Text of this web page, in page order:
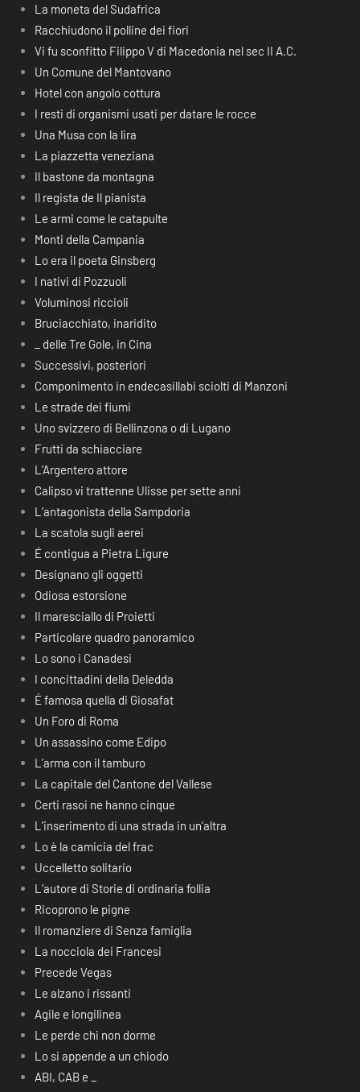
La moneta del Sudafrica
Racchiudono il polline dei fiori
Vi fu sconfitto Filippo V di Macedonia nel sec II A.C.
Un Comune del Mantovano
Hotel con angolo cottura
I resti di organismi usati per datare le rocce
Una Musa con la lira
La piazzetta veneziana
Il bastone da montagna
Il regista de Il pianista
Le armi come le catapulte
Monti della Campania
Lo era il poeta Ginsberg
I nativi di Pozzuoli
Voluminosi riccioli
Bruciacchiato, inaridito
_ delle Tre Gole, in Cina
Successivi, posteriori
Componimento in endecasillabi sciolti di Manzoni
Le strade dei fiumi
Uno svizzero di Bellinzona o di Lugano
Frutti da schiacciare
L’Argentero attore
Calipso vi trattenne Ulisse per sette anni
L’antagonista della Sampdoria
La scatola sugli aerei
É contigua a Pietra Ligure
Designano gli oggetti
Odiosa estorsione
Il maresciallo di Proietti
Particolare quadro panoramico
Lo sono i Canadesi
I concittadini della Deledda
É famosa quella di Giosafat
Un Foro di Roma
Un assassino come Edipo
L’arma con il tamburo
La capitale del Cantone del Vallese
Certi rasoi ne hanno cinque
L’inserimento di una strada in un’altra
Lo è la camicia del frac
Uccelletto solitario
L’autore di Storie di ordinaria follia
Ricoprono le pigne
Il romanziere di Senza famiglia
La nocciola dei Francesi
Precede Vegas
Le alzano i rissanti
Agile e longilinea
Le perde chi non dorme
Lo si appende a un chiodo
ABI, CAB e _